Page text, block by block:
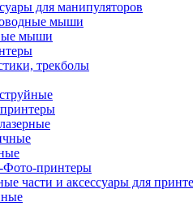
для манипуляторов
мыши
мыши
трекболы
принтеры
части и аксессуары для